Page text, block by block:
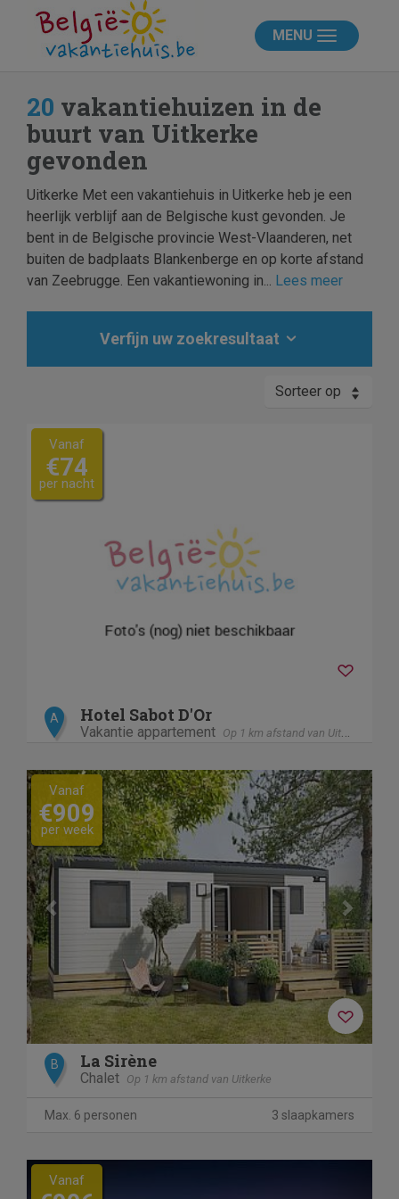
MENU
20 vakantiehuizen in de
buurt van Uitkerke
gevonden
Uitkerke Met een vakantiehuis in Uitkerke heb je een
heerlijk verblijf aan de Belgische kust gevonden. Je
bent in de Belgische provincie West-Vlaanderen, net
buiten de badplaats Blankenberge en op korte afstand
van Zeebrugge. Een vakantiewoning in... Lees meer
Verfijn uw zoekresultaat
Sorteer op
Vanaf
€74
per nacht
A Hotel Sabot D'Or
Vakantie appartement Op 1 km afstand van Uitkerke
Previous Next
Vanaf
€909
per week
B La Sirène
Chalet Op 1 km afstand van Uitkerke
Max. 6 personen 3 slaapkamers
Previous
Vanaf